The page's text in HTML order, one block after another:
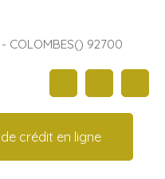
92700
crédit en ligne